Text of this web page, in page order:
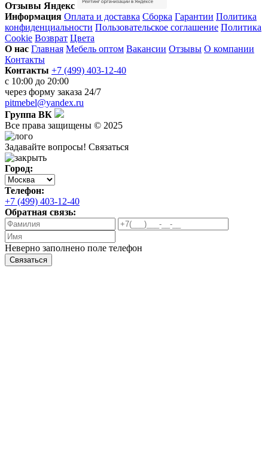
Отзывы Яндекс
Информация Оплата и доставка Сборка Гарантии Политика
конфиденциальности Пользовательское соглашение Политика
Cookie Возврат Цвета
О нас Главная Мебель оптом Вакансии Отзывы О компании
Контакты
Контакты +7 (499) 403-12-40
с 10:00 до 20:00
через форму заказа 24/7
pitmebel@yandex.ru
Группа ВК
Все права защищены © 2025
Задавайте вопросы! Связаться
Город:
Телефон:
+7 (499) 403-12-40
Обратная связь:
Неверно заполнено поле телефон
Связаться